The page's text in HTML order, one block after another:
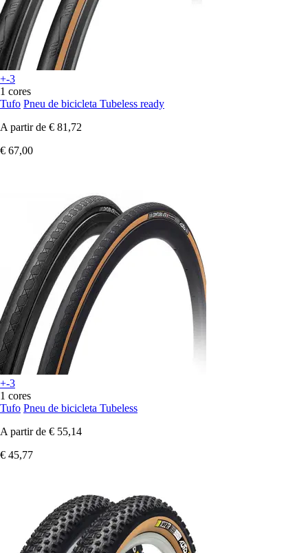
+-3
1 cores
Tufo Pneu de bicicleta Tubeless ready
A partir de € 81,72
€ 67,00
+-3
1 cores
Tufo Pneu de bicicleta Tubeless
A partir de € 55,14
€ 45,77